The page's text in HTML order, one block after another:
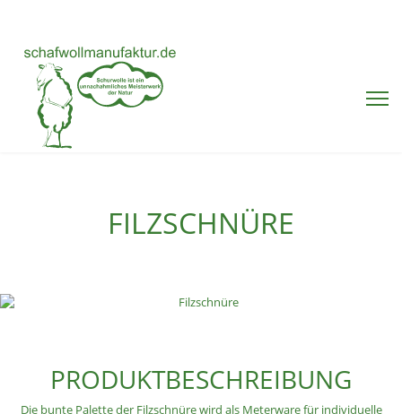
FILZSCHNÜRE
PRODUKTBESCHREIBUNG
Die bunte Palette der Filzschnüre wird als Meterware für individuelle